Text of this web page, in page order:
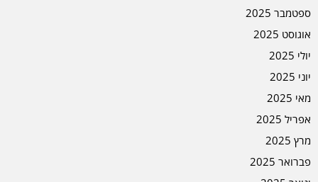
ספטמבר 2025
אוגוסט 2025
יולי 2025
יוני 2025
מאי 2025
אפריל 2025
מרץ 2025
פברואר 2025